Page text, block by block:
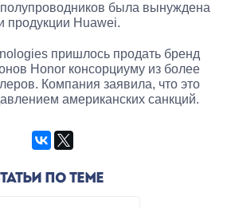
была вынуждена
продукции Huawei.
пришлось продать бренд
Honor консорциуму из более
Компания заявила, что это
американских санкций.
ПО ТЕМЕ